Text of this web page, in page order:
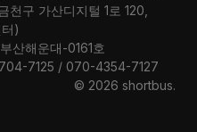
구 가산디지털 1로 120,
)
산해운대-0161호
7125 / 070-4354-7127
© 2026 shortbus.